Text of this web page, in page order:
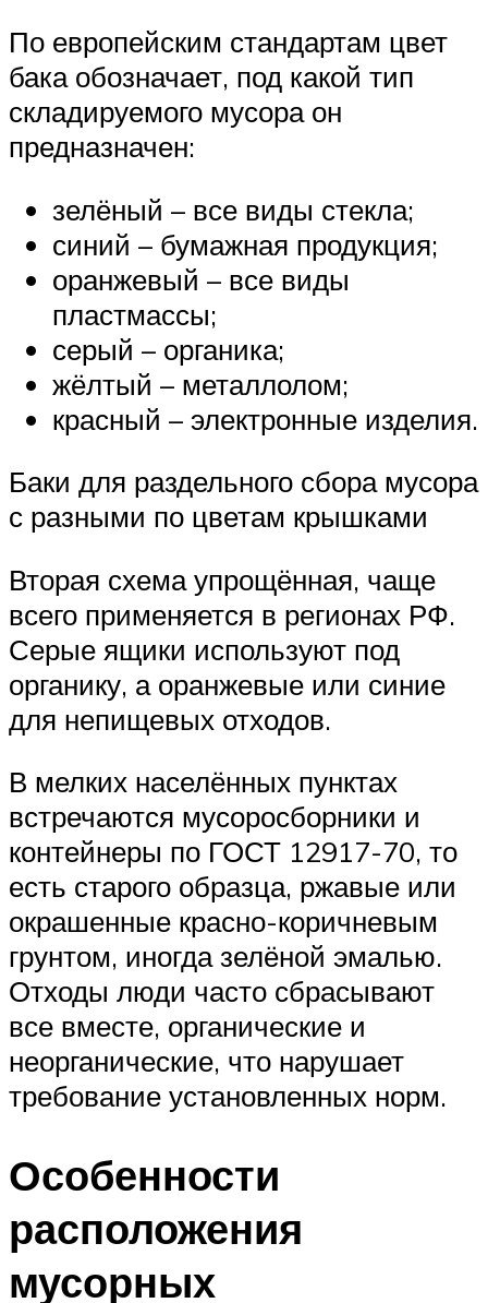
По европейским стандартам цвет
бака обозначает, под какой тип
складируемого мусора он
предназначен:
зелёный – все виды стекла;
синий – бумажная продукция;
оранжевый – все виды
пластмассы;
серый – органика;
жёлтый – металлолом;
красный – электронные изделия.
Баки для раздельного сбора мусора
с разными по цветам крышками
Вторая схема упрощённая, чаще
всего применяется в регионах РФ.
Серые ящики используют под
органику, а оранжевые или синие
для непищевых отходов.
В мелких населённых пунктах
встречаются мусоросборники и
контейнеры по ГОСТ 12917-70, то
есть старого образца, ржавые или
окрашенные красно-коричневым
грунтом, иногда зелёной эмалью.
Отходы люди часто сбрасывают
все вместе, органические и
неорганические, что нарушает
требование установленных норм.
Особенности
расположения
мусорных